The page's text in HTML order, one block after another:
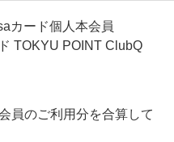
カード個人本会員
TOKYU POINT ClubQ
員のご利用分を合算して